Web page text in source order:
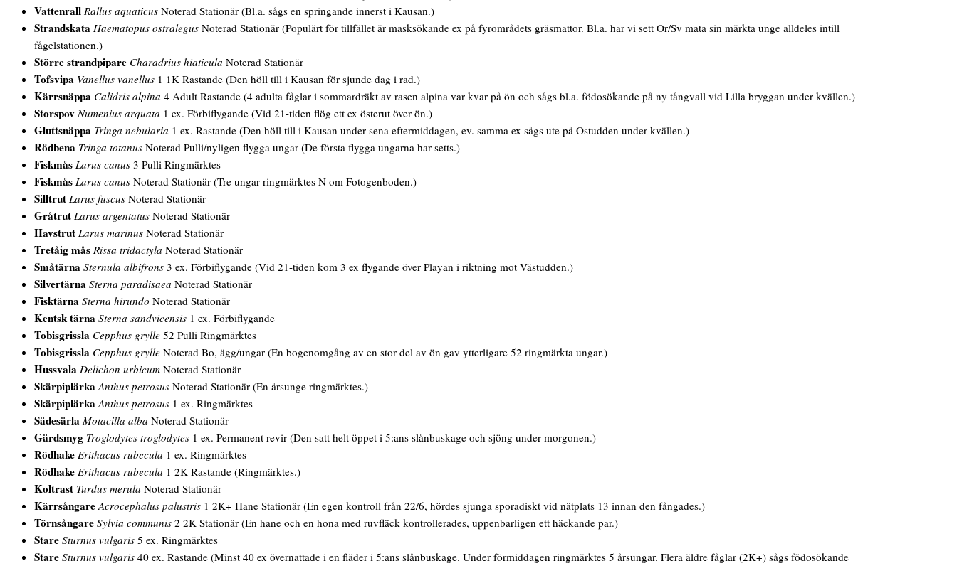
Vattenrall Rallus aquaticus Noterad Stationär (Bl.a. sågs en springande innerst i Kausan.)
Strandskata Haematopus ostralegus Noterad Stationär (Populärt för tillfället är masksökande ex på fyrområdets gräsmattor. Bl.a. har vi sett Or/Sv mata sin märkta unge alldeles intill
fågelstationen.)
Större strandpipare Charadrius hiaticula Noterad Stationär
Tofsvipa Vanellus vanellus 1 1K Rastande (Den höll till i Kausan för sjunde dag i rad.)
Kärrsnäppa Calidris alpina 4 Adult Rastande (4 adulta fåglar i sommardräkt av rasen alpina var kvar på ön och sågs bl.a. födosökande på ny tångvall vid Lilla bryggan under kvällen.)
StorspovNumenius arquata 1 ex. Förbiflygande (Vid 21-tiden flög ett ex österut över ön.)
Gluttsnäppa Tringa nebularia 1 ex. Rastande (Den höll till i Kausan under sena eftermiddagen, ev. samma ex sågs ute på Ostudden under kvällen.)
Rödbena Tringa totanus Noterad Pulli/nyligen flygga ungar (De första flygga ungarna har setts.)
Fiskmås Larus canus 3 Pulli Ringmärktes
Fiskmås Larus canus Noterad Stationär (Tre ungar ringmärktes N om Fotogenboden.)
Silltrut Larus fuscus Noterad Stationär
Gråtrut Larus argentatus Noterad Stationär
Havstrut Larus marinus Noterad Stationär
Tretåig mås Rissa tridactyla Noterad Stationär
Småtärna Sternula albifrons 3 ex. Förbiflygande (Vid 21-tiden kom 3 ex flygande över Playan i riktning mot Västudden.)
Silvertärna Sterna paradisaea Noterad Stationär
Fisktärna Sterna hirundo Noterad Stationär
Kentsk tärna Sterna sandvicensis 1 ex. Förbiflygande
Tobisgrissla Cepphus grylle 52 Pulli Ringmärktes
Tobisgrissla Cepphus grylle Noterad Bo, ägg/ungar (En bogenomgång av en stor del av ön gav ytterligare 52 ringmärkta ungar.)
Hussvala Delichon urbicum Noterad Stationär
SkärpiplärkaAnthus petrosus Noterad Stationär (En årsunge ringmärktes.)
SkärpiplärkaAnthus petrosus 1 ex. Ringmärktes
Sädesärla Motacilla alba Noterad Stationär
Gärdsmyg Troglodytes troglodytes 1 ex. Permanent revir (Den satt helt öppet i 5:ans slånbuskage och sjöng under morgonen.)
Rödhake Erithacus rubecula 1 ex. Ringmärktes
Rödhake Erithacus rubecula 1 2K Rastande (Ringmärktes.)
Koltrast Turdus merula Noterad Stationär
KärrsångareAcrocephalus palustris 1 2K+ Hane Stationär (En egen kontroll från 22/6, hördes sjunga sporadiskt vid nätplats 13 innan den fångades.)
Törnsångare Sylvia communis 2 2K Stationär (En hane och en hona med ruvfläck kontrollerades, uppenbarligen ett häckande par.)
Stare Sturnus vulgaris 5 ex. Ringmärktes
Stare Sturnus vulgaris 40 ex. Rastande (Minst 40 ex övernattade i en fläder i 5:ans slånbuskage. Under förmiddagen ringmärktes 5 årsungar. Flera äldre fåglar (2K+) sågs födosökande